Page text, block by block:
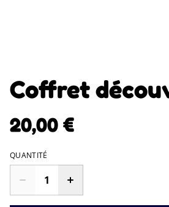
Coffret
20,00 €
QUANTITÉ